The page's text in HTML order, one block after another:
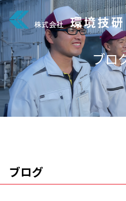
ブロ
ブログ